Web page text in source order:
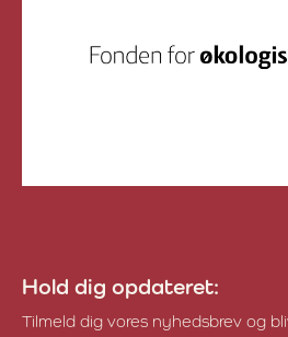
Hold dig opdateret:
Tilmeld dig vores nyhedsbrev og